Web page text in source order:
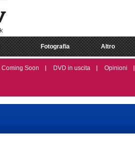
Fotografia Altro
Coming Soon DVD in uscita Opinioni